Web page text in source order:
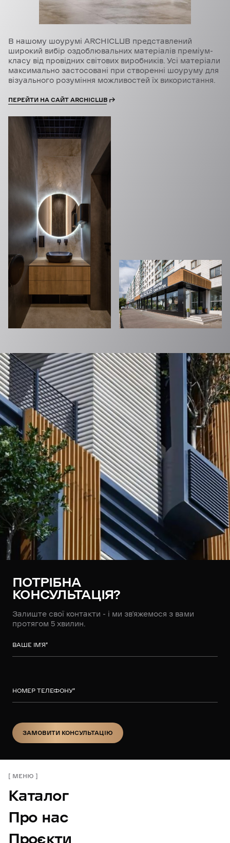
В нашому шоурумі ARCHICLUB представлений
широкий вибір оздоблювальних матеріалів преміум-
класу від провідних світових виробників. Усі матеріали
максимально застосовані при створенні шоуруму для
візуального розуміння можливостей їх використання.
ПЕРЕЙТИ НА САЙТ ARCHICLUB
ПОТРІБНА
КОНСУЛЬТАЦІЯ?
Залиште свої контакти - і ми зв’яжемося з вами
протягом 5 хвилин.
ВАШЕ ІМ’Я*
НОМЕР ТЕЛЕФОНУ*
ЗАМОВИТИ КОНСУЛЬТАЦІЮ
МЕНЮ
Каталог
Про нас